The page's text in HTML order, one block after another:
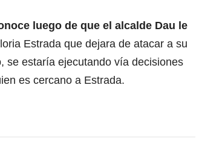
luego de que el alcalde Dau le
Estrada que dejara de atacar a su
se estaría ejecutando vía decisiones
es cercano a Estrada.